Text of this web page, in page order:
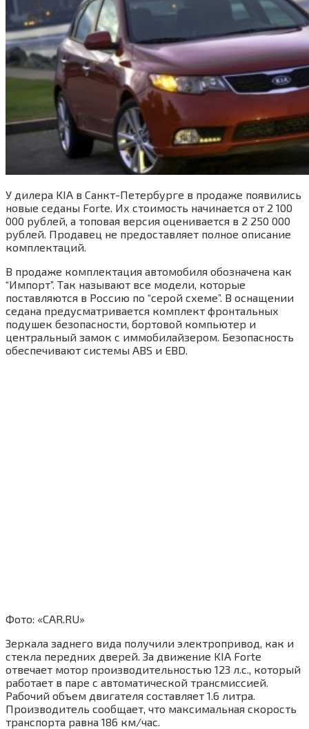
У дилера KIA в Санкт-Петербурге в продаже появились
новые седаны Forte. Их стоимость начинается от 2 100
000 рублей, а топовая версия оценивается в 2 250 000
рублей. Продавец не предоставляет полное описание
комплектаций.
В продаже комплектация автомобиля обозначена как
“Импорт”. Так называют все модели, которые
поставляются в Россию по “серой схеме”. В оснащении
седана предусматривается комплект фронтальных
подушек безопасности, бортовой компьютер и
центральный замок с иммобилайзером. Безопасность
обеспечивают системы ABS и EBD.
Фото: «CAR.RU»
Зеркала заднего вида получили электропривод, как и
стекла передних дверей. За движение KIA Forte
отвечает мотор производительностью 123 л.с., который
работает в паре с автоматической трансмиссией.
Рабочий объем двигателя составляет 1.6 литра.
Производитель сообщает, что максимальная скорость
транспорта равна 186 км/час.